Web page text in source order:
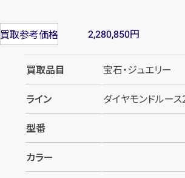
買取参考価格 2,280,850円
買取品目
宝石・ジュエリー
ライン
ダイヤモンドルー
型番
カラー